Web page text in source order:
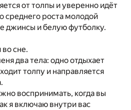
от толпы и уверенно идёт
среднего роста молодой
джинсы и белую футболку.
сне.
два тела: одно отдыхает
толпу и направляется
воспринимать, когда вы
я включаю внутри вас